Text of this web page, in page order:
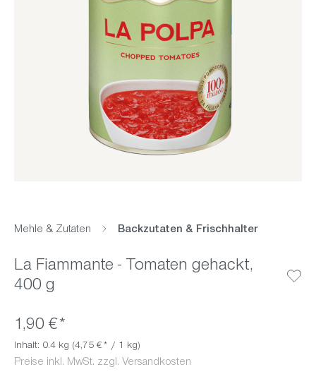
Mehle & Zutaten Backzutaten & Frischhalter
La Fiammante - Tomaten gehackt,
400 g
1,90 €*
Inhalt: 0.4 kg (4,75 €* / 1 kg)
Preise inkl. MwSt. zzgl. Versandkosten